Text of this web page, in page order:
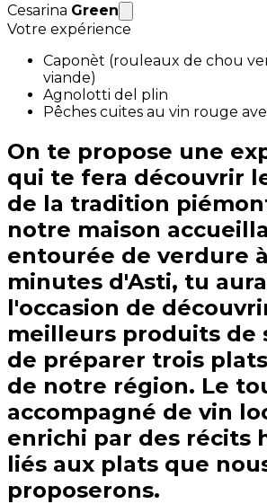
Cesarina Green
Votre expérience
Caponèt (rouleaux de chou
viande)
Agnolotti del plin
Pêches cuites au vin rouge
On te propose une
qui te fera découvrir
de la tradition
notre maison
entourée de verdure
minutes d'Asti, tu
l'occasion de
meilleurs produits de
de préparer trois
de notre région. Le
accompagné de vin
enrichi par des récits
liés aux plats que
proposerons.